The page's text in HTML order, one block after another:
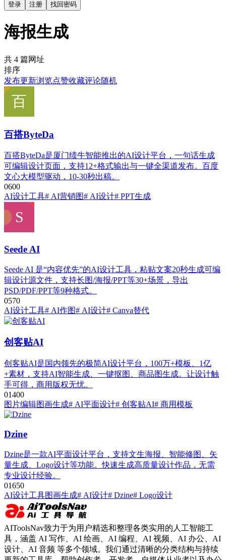
登录 注册 找回密码
海报生成
共 4 篇网址
排序
发布更新浏览点赞收藏评论随机
百搭ByteDa
百搭ByteDa是厦门绩牛智能推出的AI设计平台，一句话生成
可编辑设计页面，支持12+格式输出与一键全渠道发布。百度
文心大模型驱动，10-30秒出稿。
0600
AI设计工具# AI营销图# AI设计# PPT生成
Seede AI
Seede AI 是“内容优先”的AI设计工具，粘贴文案20秒生成可编
辑设计源文件，支持长图/海报/PPT等30+场景，导出
PSD/PDF/PPT等9种格式。
0570
AI设计工具# AI作图# AI设计# Canva替代
创客贴AI
创客贴AI是国内领先的极简AI设计平台，100万+模板、1亿
+素材，支持AI智能生成、一键抠图、商品图生成。让设计触
手可得，商用版权无忧。
01400
图片编辑图画生成# AI平面设计# 创客贴AI# 商用模板
Dzine
Dzine是一款AI平面设计平台，支持文生海报、智能修图、矢
量生成、Logo设计等功能。快速生成高质量设计作品，无需
专业设计经验。
01650
AI设计工具图画生成# AI设计# Dzine# Logo设计
AIToolsNav致力于为用户精选和整理各类实用的人工智能工
具，涵盖 AI 写作、AI 绘画、AI 编程、AI 视频、AI 办公、AI
设计、AI 音频 等多个领域。我们通过清晰的分类结构与持续